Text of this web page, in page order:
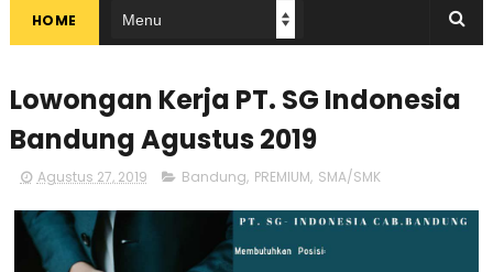
HOME
Lowongan Kerja PT. SG Indonesia
Bandung Agustus 2019
Agustus 27, 2019 Bandung, PREMIUM, SMA/SMK